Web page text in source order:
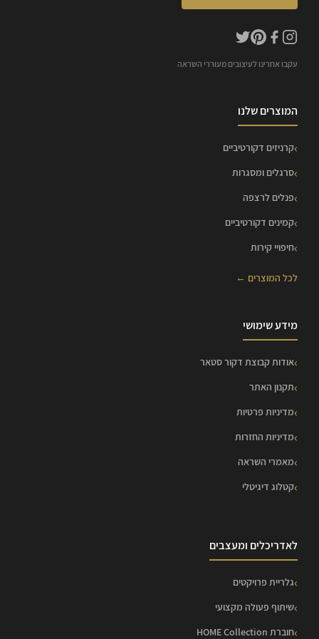
עקבו אחרינו לעיצובים מעוררי השראה
המוצרים שלנו
קרניזים דקורטיביים
סרגלים ומסגרות
פנלים לרצפה
קמינים דקורטיביים
חיפויי קירות
לכל המוצרים ←
מידע שימושי
אודות קבוצת דקור סטאר
תקנון האתר
מדיניות פרטיות
מדיניות החזרות
מאמרי השראה
קטלוג דיגיטלי
לאדריכלים ומעצבים
גלריית פרויקטים
שיתוף פעולה מקצועי
חוברת HOME Collection